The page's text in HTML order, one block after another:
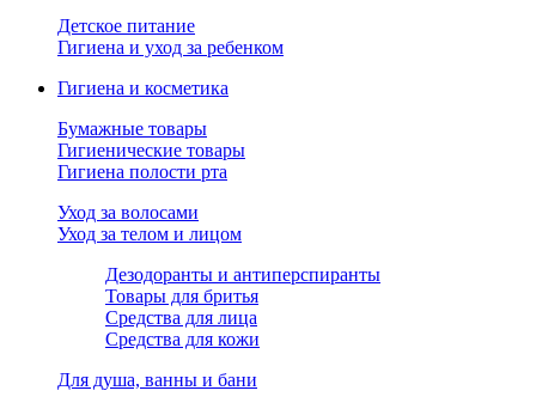
Детское питание
Гигиена и уход за ребенком
Гигиена и косметика
Бумажные товары
Гигиенические товары
Гигиена полости рта
Уход за волосами
Уход за телом и лицом
Дезодоранты и антиперспиранты
Товары для бритья
Средства для лица
Средства для кожи
Для душа, ванны и бани